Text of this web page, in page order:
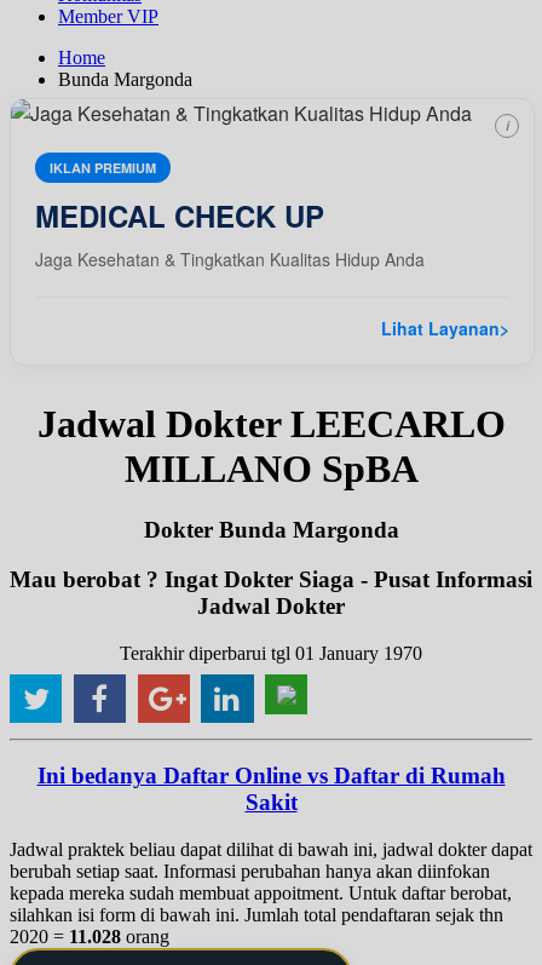
Member VIP
Home
Bunda Margonda
IKLAN PREMIUM
MEDICAL CHECK UP
Jaga Kesehatan & Tingkatkan Kualitas Hidup Anda
Lihat Layanan>
i
Jadwal Dokter LEECARLO
MILLANO SpBA
Dokter Bunda Margonda
Mau berobat ? Ingat Dokter Siaga - Pusat Informasi
Jadwal Dokter
Terakhir diperbarui tgl 01 January 1970
Ini bedanya Daftar Online vs Daftar di Rumah
Sakit
Jadwal praktek beliau dapat dilihat di bawah ini, jadwal dokter dapat
berubah setiap saat. Informasi perubahan hanya akan diinfokan
kepada mereka sudah membuat appoitment. Untuk daftar berobat,
silahkan isi form di bawah ini. Jumlah total pendaftaran sejak thn
2020 = 11.028 orang